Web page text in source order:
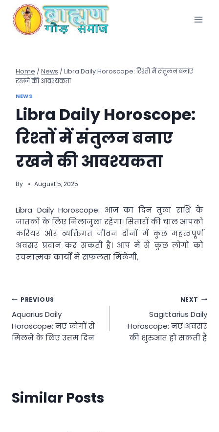
content
Home / News / Libra Daily Horoscope: रिश्तों में संतुलन बनाए
रखने की आवश्यकता
NEWS
Libra Daily Horoscope:
रिश्तों में संतुलन बनाए
रखने की आवश्यकता
By August 5, 2025
Libra Daily Horoscope: आज का दिन तुला राशि के
जातकों के लिए मिलाजुला रहेगा। सितारों की चाल आपको
करियर और व्यक्तिगत जीवन दोनों में कुछ महत्वपूर्ण
अवसर प्रदान कर सकती है। आप में से कुछ लोगों को
रचनात्मक कार्यों में सफलता मिलेगी,
Post
navigation
PREVIOUS
Aquarius Daily
Horoscope: नए लोगों से
मिलने के लिए उत्तम दिन
NEXT
Sagittarius Daily
Horoscope: नए अवसर
की शुरुआत हो सकती है
Similar Posts